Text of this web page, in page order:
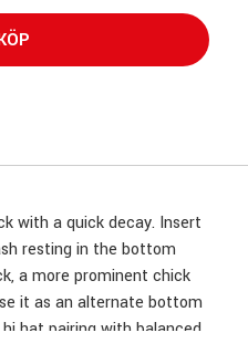
with a quick decay. Insert
resting in the bottom
a more prominent chick
it as an alternate bottom
hat pairing with balanced